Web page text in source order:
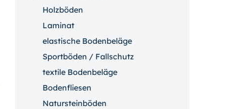
Holzböden
Laminat
elastische Bodenbeläge
Sportböden / Fallschutz
textile Bodenbeläge
Bodenfliesen
Natursteinböden